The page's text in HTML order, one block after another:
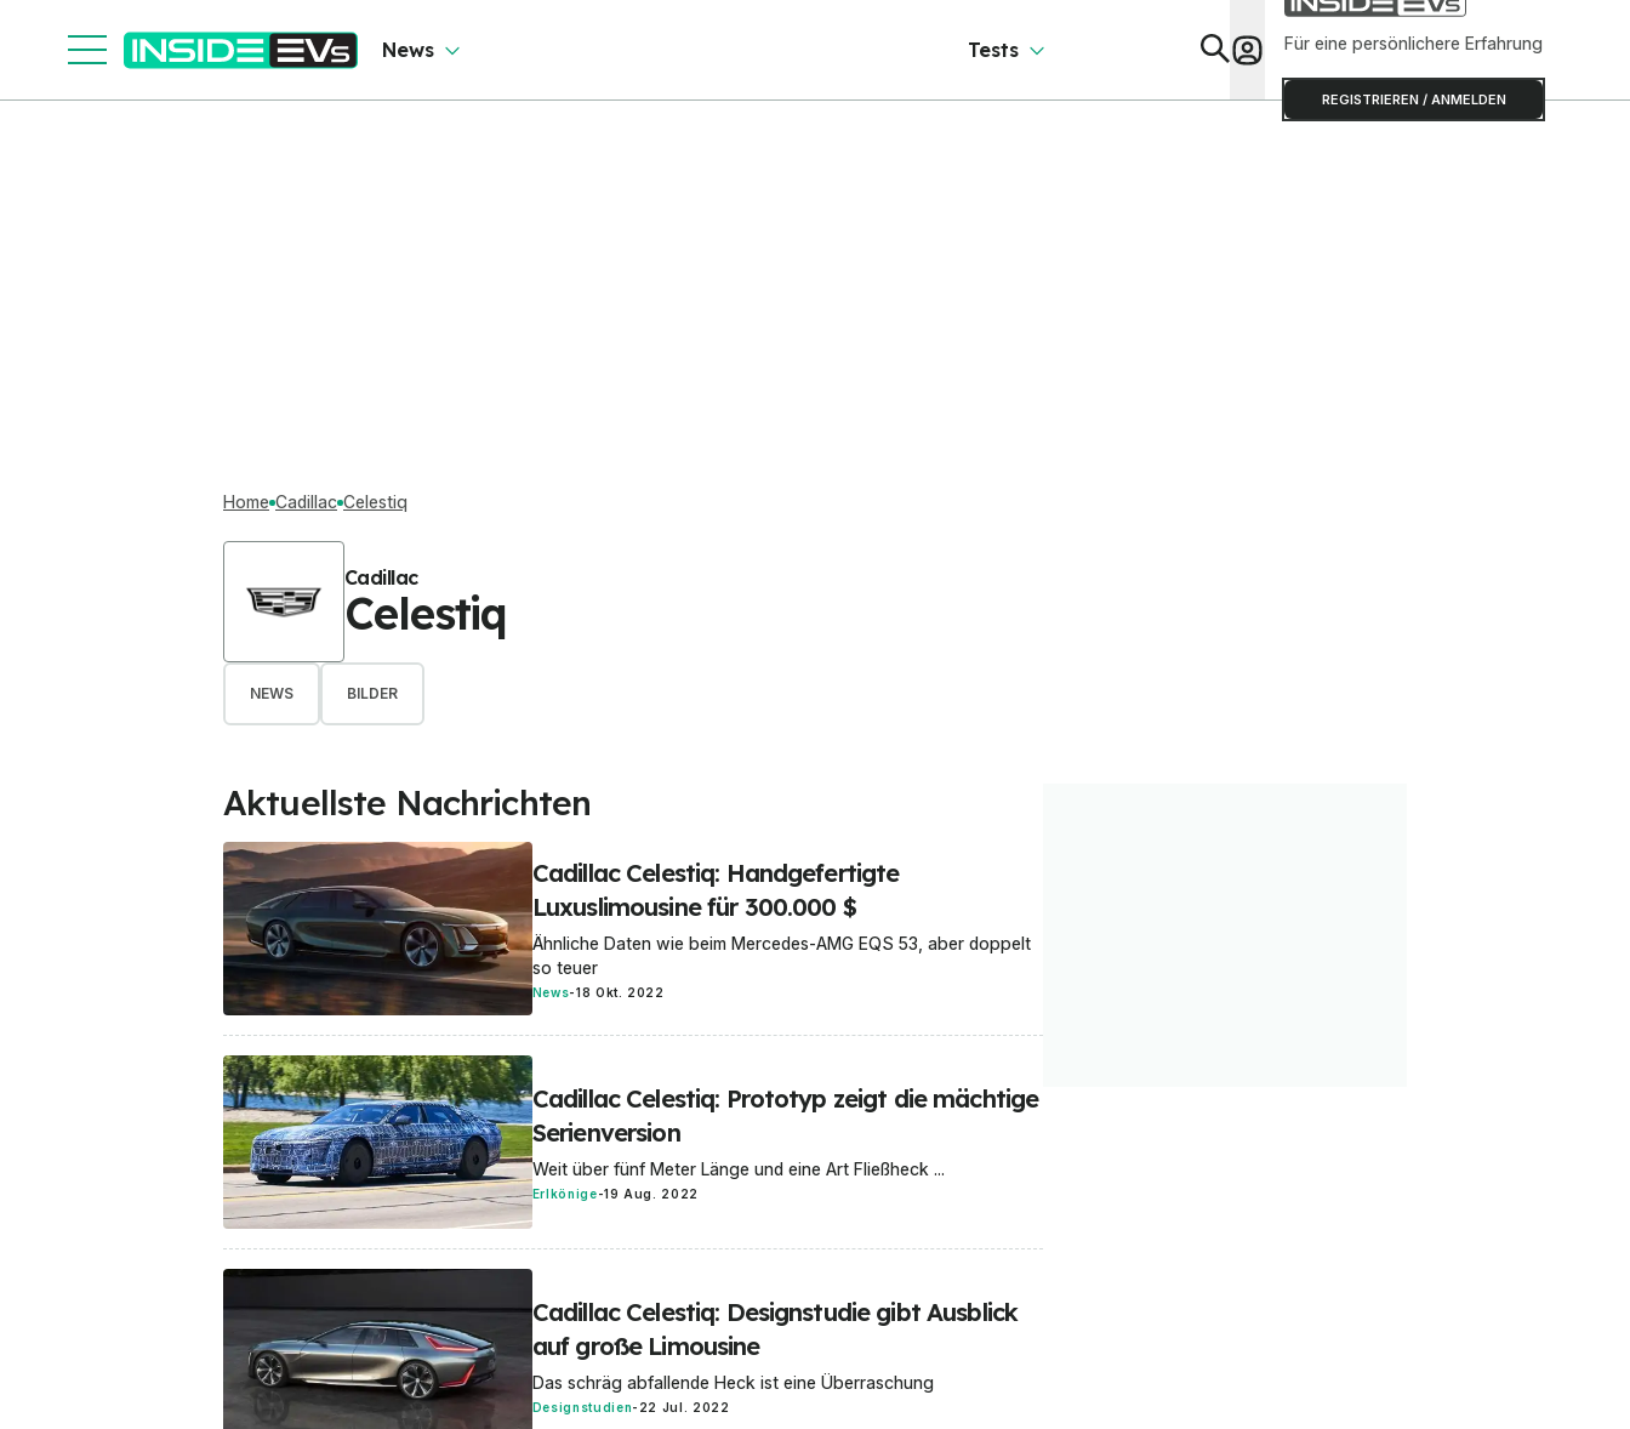
News Tests Für eine persönlichere Erfahrung
REGISTRIEREN / ANMELDEN
Home Cadillac Celestiq
Cadillac
Celestiq
NEWS BILDER
Aktuellste Nachrichten
Cadillac Celestiq: Handgefertigte
Luxuslimousine für 300.000 $
Ähnliche Daten wie beim Mercedes-AMG EQS 53, aber doppelt
so teuer
News-18 Okt. 2022
Cadillac Celestiq: Prototyp zeigt die mächtige
Serienversion
Weit über fünf Meter Länge und eine Art Fließheck ...
Erlkönige-19 Aug. 2022
Cadillac Celestiq: Designstudie gibt Ausblick
auf große Limousine
Das schräg abfallende Heck ist eine Überraschung
Designstudien- 22 Jul. 2022